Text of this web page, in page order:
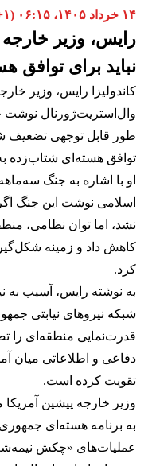
۱۴ خرداد ۱۴۰۵، ۰۶:۱۵ (‎+۱ گرینویچ)
رایس، وزیر خارجه
نباید برای توافق
کاندولیزا رایس، وزیر
وال‌استریت‌ژورنال نوشت
طور قابل توجهی تضعیف
توافق هسته‌ای شتاب‌زده به
او با اشاره به جنگ
اسلامی نوشت این جنگ
نشد، اما توان نظامی،
کاهش داد و زمینه
کرد.
به نوشته رایس، آسیب به
شبکه نیروهای نیابتی
قدرت‌نمایی منطقه‌ای را
دفاعی و اطلاعاتی میان
تقویت کرده است.
وزیر خارجه پیشین
به برنامه هسته‌ای
عملیات‌های «چکش